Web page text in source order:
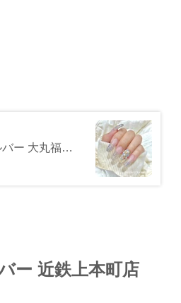
ネイルバー 大丸福岡天神店
ー 近鉄上本町店